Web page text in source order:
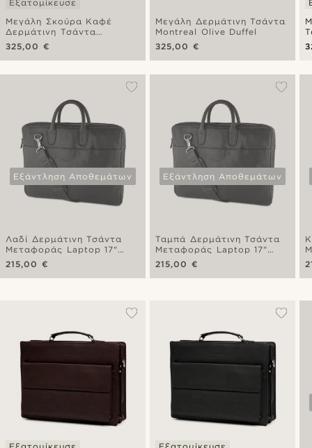
Μεγάλη Σκούρα Καφέ
Δερμάτινη Τσάντα
Montreal Duffel
Εξατομίκευσε
325,00 €
Μεγάλη Δερμάτινη Τσάντα
Montreal Olive Duffel
325,00 €
Εξάντληση Αποθεμάτων
Λαδί Δερμάτινη Τσάντα
Μεταφοράς Laptop 17"
Montreal Slim Executive
215,00 €
Εξάντληση Αποθεμάτων
Ταμπά Δερμάτινη Τσάντα
Μεταφοράς Laptop 17"
Montreal Slim Executive
215,00 €